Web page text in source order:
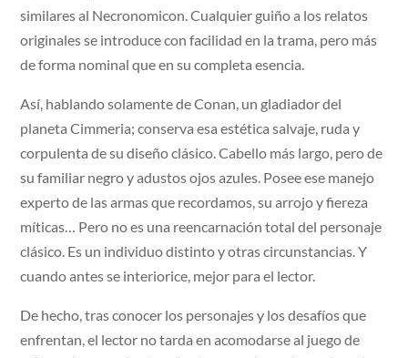
similares al Necronomicon. Cualquier guiño a los relatos
originales se introduce con facilidad en la trama, pero más
de forma nominal que en su completa esencia.
Así, hablando solamente de Conan, un gladiador del
planeta Cimmeria; conserva esa estética salvaje, ruda y
corpulenta de su diseño clásico. Cabello más largo, pero de
su familiar negro y adustos ojos azules. Posee ese manejo
experto de las armas que recordamos, su arrojo y fiereza
míticas… Pero no es una reencarnación total del personaje
clásico. Es un individuo distinto y otras circunstancias. Y
cuando antes se interiorice, mejor para el lector.
De hecho, tras conocer los personajes y los desafíos que
enfrentan, el lector no tarda en acomodarse al juego de